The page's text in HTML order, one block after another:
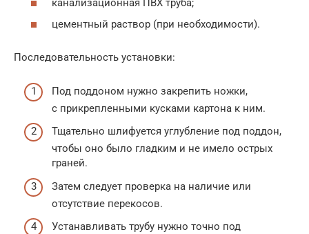
канализационная ПВХ труба;
цементный раствор (при необходимости).
Последовательность установки:
Под поддоном нужно закрепить ножки,
с прикрепленными кусками картона к ним.
Тщательно шлифуется углубление под поддон,
чтобы оно было гладким и не имело острых
граней.
Затем следует проверка на наличие или
отсутствие перекосов.
Устанавливать трубу нужно точно под